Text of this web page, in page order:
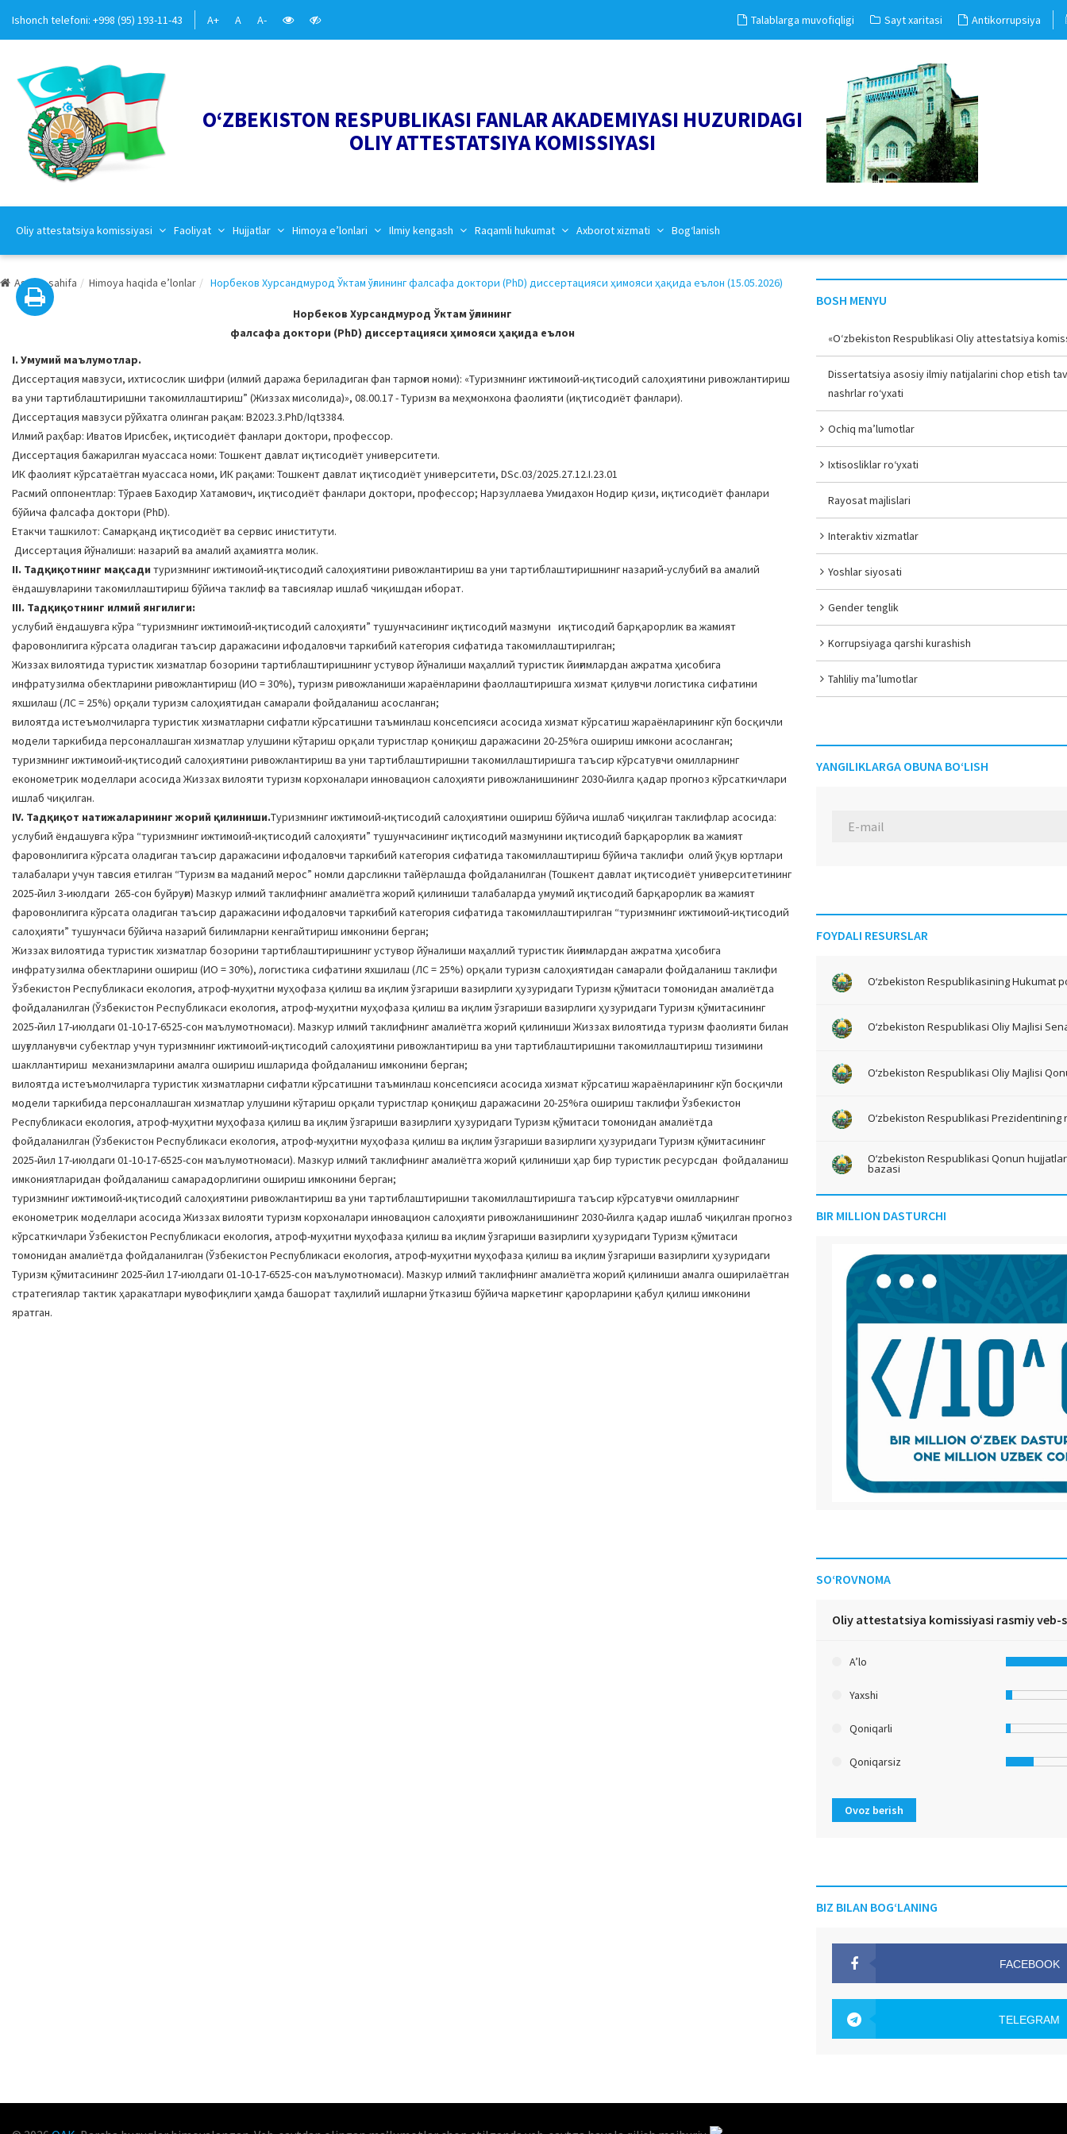
Ishonch telefoni: +998 (95) 193-11-43 A+ A A- Talablarga muvofiqligi Sayt xaritasi Antikorrupsiya
O‘ZBEKISTON RESPUBLIKASI FANLAR AKADEMIYASI HUZURIDAGI
OLIY ATTESTATSIYA KOMISSIYASI
Oliy attestatsiya komissiyasi Faoliyat Hujjatlar Himoya e’lonlari Ilmiy kengash Raqamli hukumat Axborot xizmati Bog‘lanish
Asosiy sahifa Himoya haqida e’lonlar Норбеков Хурсандмурод Ўктам ўғлининг фалсафа доктори (PhD) диссертацияси ҳимояси ҳақида еълон (15.05.2026)
Норбеков Хурсандмурод Ўктам ўғлининг
фалсафа доктори (PhD) диссертацияси ҳимояси ҳақида еълон
I. Умумий маълумотлар.
Диссертация мавзуси, ихтисослик шифри (илмий даража бериладиган фан тармоғи номи): «Туризмнинг ижтимоий-иқтисодий салоҳиятини ривожлантириш
ва уни тартиблаштиришни такомиллаштириш” (Жиззах мисолида)», 08.00.17 - Туризм ва меҳмонхона фаолияти (иқтисодиёт фанлари).
Диссертация мавзуси рўйхатга олинган рақам: B2023.3.PhD/Iqt3384.
Илмий раҳбар: Иватов Ирисбек, иқтисодиёт фанлари доктори, профессор.
Диссертация бажарилган муассаса номи: Тошкент давлат иқтисодиёт университети.
ИК фаолият кўрсатаётган муассаса номи, ИК рақами: Тошкент давлат иқтисодиёт университети, DSc.03/2025.27.12.I.23.01
Расмий оппонентлар: Тўраев Баходир Хатамович, иқтисодиёт фанлари доктори, профессор; Нарзуллаева Умидахон Нодир қизи, иқтисодиёт фанлари
бўйича фалсафа доктори (PhD).
Етакчи ташкилот: Самарқанд иқтисодиёт ва сервис иниститути.
Диссертация йўналиши: назарий ва амалий аҳамиятга молик.
II. Тадқиқотнинг мақсади туризмнинг ижтимоий-иқтисодий салоҳиятини ривожлантириш ва уни тартиблаштиришнинг назарий-услубий ва амалий
ёндашувларини такомиллаштириш бўйича таклиф ва тавсиялар ишлаб чиқишдан иборат.
III. Тадқиқотнинг илмий янгилиги:
услубий ёндашувга кўра “туризмнинг ижтимоий-иқтисодий салоҳияти” тушунчасининг иқтисодий мазмуни иқтисодий барқарорлик ва жамият
фаровонлигига кўрсата оладиган таъсир даражасини ифодаловчи таркибий категория сифатида такомиллаштирилган;
Жиззах вилоятида туристик хизматлар бозорини тартиблаштиришнинг устувор йўналиши маҳаллий туристик йиғимлардан ажратма ҳисобига
инфратузилма обектларини ривожлантириш (ИО = 30%), туризм ривожланиши жараёнларини фаоллаштиришга хизмат қилувчи логистика сифатини
яхшилаш (ЛС = 25%) орқали туризм салоҳиятидан самарали фойдаланиш асосланган;
вилоятда истеъмолчиларга туристик хизматларни сифатли кўрсатишни таъминлаш консепсияси асосида хизмат кўрсатиш жараёнларининг кўп босқичли
модели таркибида персоналлашган хизматлар улушини кўтариш орқали туристлар қониқиш даражасини 20-25%га ошириш имкони асосланган;
туризмнинг ижтимоий-иқтисодий салоҳиятини ривожлантириш ва уни тартиблаштиришни такомиллаштиришга таъсир кўрсатувчи омилларнинг
економетрик моделлари асосида Жиззах вилояти туризм корхоналари инновацион салоҳияти ривожланишининг 2030-йилга қадар прогноз кўрсаткичлари
ишлаб чиқилган.
IV. Тадқиқот натижаларининг жорий қилиниши.Туризмнинг ижтимоий-иқтисодий салоҳиятини ошириш бўйича ишлаб чиқилган таклифлар асосида:
услубий ёндашувга кўра “туризмнинг ижтимоий-иқтисодий салоҳияти” тушунчасининг иқтисодий мазмунини иқтисодий барқарорлик ва жамият
фаровонлигига кўрсата оладиган таъсир даражасини ифодаловчи таркибий категория сифатида такомиллаштириш бўйича таклифи олий ўқув юртлари
талабалари учун тавсия етилган “Туризм ва маданий мерос” номли дарсликни тайёрлашда фойдаланилган (Тошкент давлат иқтисодиёт университетининг
2025-йил 3-июлдаги 265-сон буйруғи) Мазкур илмий таклифнинг амалиётга жорий қилиниши талабаларда умумий иқтисодий барқарорлик ва жамият
фаровонлигига кўрсата оладиган таъсир даражасини ифодаловчи таркибий категория сифатида такомиллаштирилган “туризмнинг ижтимоий-иқтисодий
салоҳияти” тушунчаси бўйича назарий билимларни кенгайтириш имконини берган;
Жиззах вилоятида туристик хизматлар бозорини тартиблаштиришнинг устувор йўналиши маҳаллий туристик йиғимлардан ажратма ҳисобига
инфратузилма обектларини ошириш (ИО = 30%), логистика сифатини яхшилаш (ЛС = 25%) орқали туризм салоҳиятидан самарали фойдаланиш таклифи
Ўзбекистон Республикаси екология, атроф-муҳитни муҳофаза қилиш ва иқлим ўзгариши вазирлиги ҳузуридаги Туризм қўмитаси томонидан амалиётда
фойдаланилган (Ўзбекистон Республикаси екология, атроф-муҳитни муҳофаза қилиш ва иқлим ўзгариши вазирлиги ҳузуридаги Туризм қўмитасининг
2025-йил 17-июлдаги 01-10-17-6525-сон маълумотномаси). Мазкур илмий таклифнинг амалиётга жорий қилиниши Жиззах вилоятида туризм фаолияти билан
шуғулланувчи субектлар учун туризмнинг ижтимоий-иқтисодий салоҳиятини ривожлантириш ва уни тартиблаштиришни такомиллаштириш тизимини
шакллантириш механизмларини амалга ошириш ишларида фойдаланиш имконини берган;
вилоятда истеъмолчиларга туристик хизматларни сифатли кўрсатишни таъминлаш консепсияси асосида хизмат кўрсатиш жараёнларининг кўп босқичли
модели таркибида персоналлашган хизматлар улушини кўтариш орқали туристлар қониқиш даражасини 20-25%га ошириш таклифи Ўзбекистон
Республикаси екология, атроф-муҳитни муҳофаза қилиш ва иқлим ўзгариши вазирлиги ҳузуридаги Туризм қўмитаси томонидан амалиётда
фойдаланилган (Ўзбекистон Республикаси екология, атроф-муҳитни муҳофаза қилиш ва иқлим ўзгариши вазирлиги ҳузуридаги Туризм қўмитасининг
2025-йил 17-июлдаги 01-10-17-6525-сон маълумотномаси). Мазкур илмий таклифнинг амалиётга жорий қилиниши ҳар бир туристик ресурсдан фойдаланиш
имкониятларидан фойдаланиш самарадорлигини ошириш имконини берган;
туризмнинг ижтимоий-иқтисодий салоҳиятини ривожлантириш ва уни тартиблаштиришни такомиллаштиришга таъсир кўрсатувчи омилларнинг
економетрик моделлари асосида Жиззах вилояти туризм корхоналари инновацион салоҳияти ривожланишининг 2030-йилга қадар ишлаб чиқилган прогноз
кўрсаткичлари Ўзбекистон Республикаси екология, атроф-муҳитни муҳофаза қилиш ва иқлим ўзгариши вазирлиги ҳузуридаги Туризм қўмитаси
томонидан амалиётда фойдаланилган (Ўзбекистон Республикаси екология, атроф-муҳитни муҳофаза қилиш ва иқлим ўзгариши вазирлиги ҳузуридаги
Туризм қўмитасининг 2025-йил 17-июлдаги 01-10-17-6525-сон маълумотномаси). Мазкур илмий таклифнинг амалиётга жорий қилиниши амалга оширилаётган
стратегиялар тактик ҳаракатлари мувофиқлиги ҳамда башорат таҳлилий ишларни ўтказиш бўйича маркетинг қарорларини қабул қилиш имконини
яратган.
BOSH MENYU
«O‘zbekiston Respublikasi Oliy attestatsiya
Dissertatsiya asosiy ilmiy natijalarini chop etish
nashrlar ro‘yxati
Ochiq ma’lumotlar
Ixtisosliklar ro‘yxati
Rayosat majlislari
Interaktiv xizmatlar
Yoshlar siyosati
Gender tenglik
Korrupsiyaga qarshi kurashish
Tahliliy ma’lumotlar
YANGILIKLARGA OBUNA BO‘LISH
FOYDALI RESURSLAR
O‘zbekiston Respublikasining Hukumat
O‘zbekiston Respublikasi Oliy Majlisi
O‘zbekiston Respublikasi Oliy Majlisi
O‘zbekiston Respublikasi Prezidentining
O‘zbekiston Respublikasi Qonun
bazasi
BIR MILLION DASTURCHI
SO‘ROVNOMA
Oliy attestatsiya komissiyasi rasmiy
A’lo
Yaxshi
Qoniqarli
Qoniqarsiz
Ovoz berish
BIZ BILAN BOG‘LANING
FACEBOOK
TELEGRAM